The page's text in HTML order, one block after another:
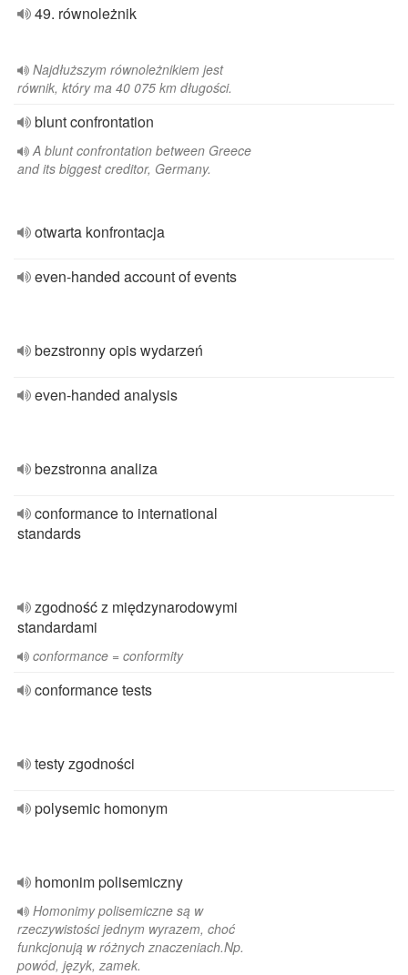
49. równoleżnik
Najdłuższym równoleżnikiem jest
równik, który ma 40 075 km długości.
blunt confrontation
A blunt confrontation between Greece
and its biggest creditor, Germany.
otwarta konfrontacja
even-handed account of events
bezstronny opis wydarzeń
even-handed analysis
bezstronna analiza
conformance to international
standards
zgodność z międzynarodowymi
standardami
conformance = conformity
conformance tests
testy zgodności
polysemic homonym
homonim polisemiczny
Homonimy polisemiczne są w
rzeczywistości jednym wyrazem, choć
funkcjonują w różnych znaczeniach.Np.
powód, język, zamek.